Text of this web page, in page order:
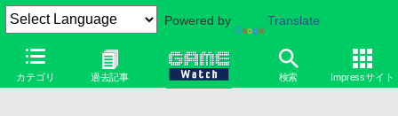
Powered by Translate
カテゴリ 過去記事 検索 Impressサイト